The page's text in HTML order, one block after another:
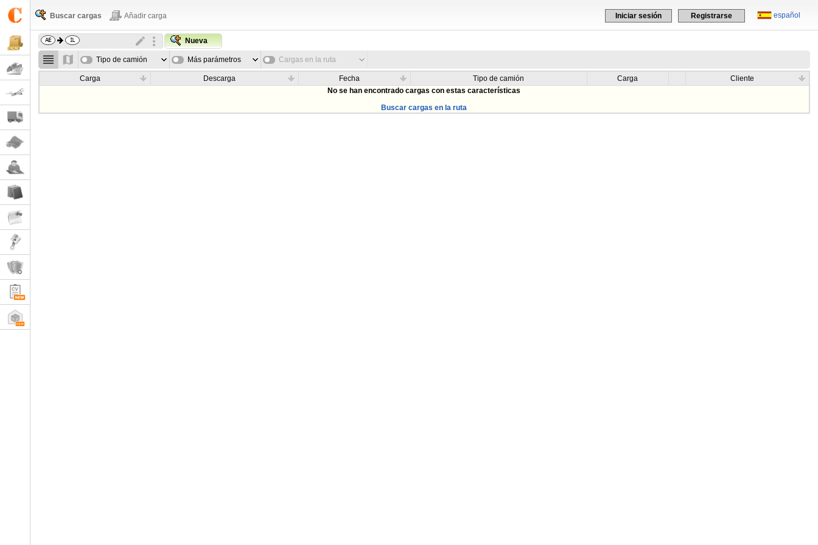
español
Iniciar sesión Registrarse
Buscar cargas Añadir carga
Nueva
Tipo de camión Más parámetros Cargas en la ruta
Carga Descarga Fecha Tipo de camión Carga
Cliente
No se han encontrado cargas con estas características
Buscar cargas en la ruta